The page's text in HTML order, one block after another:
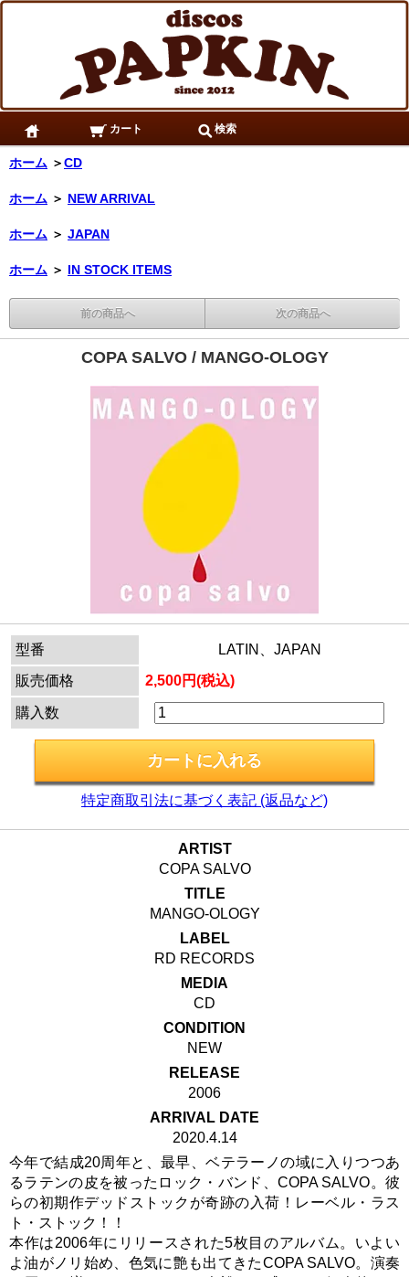
カート 検索
ホーム ＞CD
ホーム ＞ NEW ARRIVAL
ホーム ＞ JAPAN
ホーム ＞ IN STOCK ITEMS
前の商品へ 次の商品へ
COPA SALVO / MANGO-OLOGY
型番
LATIN、JAPAN
販売価格
2,500円(税込)
購入数
特定商取引法に基づく表記 (返品など)
ARTIST
COPA SALVO
TITLE
MANGO-OLOGY
LABEL
RD RECORDS
MEDIA
CD
CONDITION
NEW
RELEASE
2006
ARRIVAL DATE
2020.4.14
今年で結成20周年と、最早、ベテラーノの域に入りつつあ
るラテンの皮を被ったロック・バンド、COPA SALVO。彼
らの初期作デッドストックが奇跡の入荷！レーベル・ラス
ト・ストック！！
本作は2006年にリリースされた5枚目のアルバム。いよい
よ油がノリ始め、色気に艶も出てきたCOPA SALVO。演奏